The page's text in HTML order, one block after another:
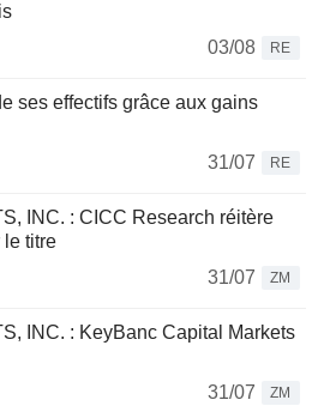
03/08
RE
ses effectifs grâce aux gains
31/07
RE
INC. : CICC Research réitère
titre
31/07
ZM
INC. : KeyBanc Capital Markets
31/07
ZM